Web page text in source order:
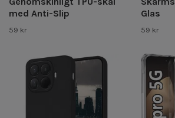
med Anti-Slip
59 kr
Glas
59 kr